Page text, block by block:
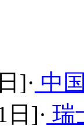
]· 中
]· 瑞